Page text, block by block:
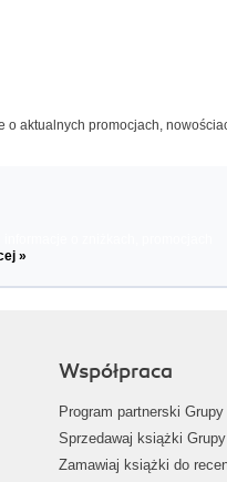
aktualnych promocjach,
»
Współpraca
Program partnerski
Sprzedawaj książki
Zamawiaj książki do